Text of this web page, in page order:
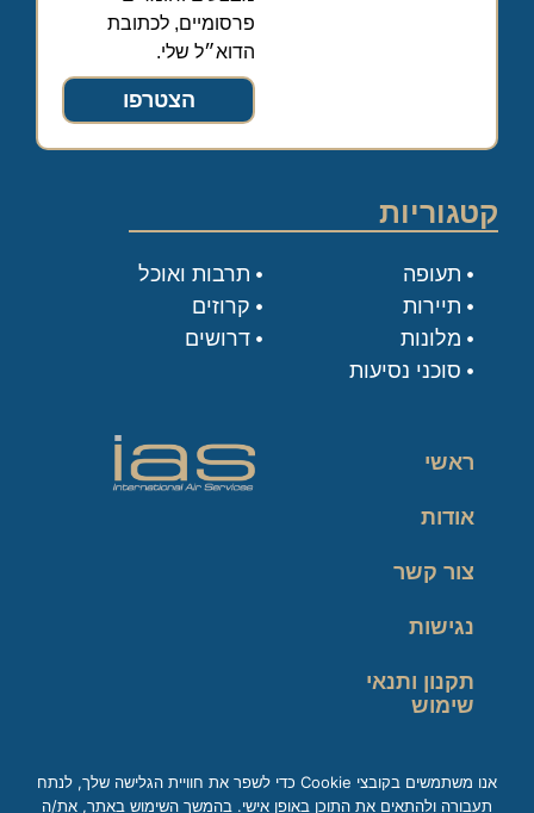
פרסומיים, לכתובת
הדוא״ל שלי.
הצטרפו
קטגוריות
תעופה
תיירות
מלונות
סוכני נסיעות
תרבות ואוכל
קרוזים
דרושים
ראשי
אודות
צור קשר
נגישות
תקנון ותנאי
שימוש
אנו משתמשים בקובצי Cookie כדי לשפר את חוויית הגלישה שלך, לנתח
תעבורה ולהתאים את התוכן באופן אישי. בהמשך השימוש באתר, את/ה